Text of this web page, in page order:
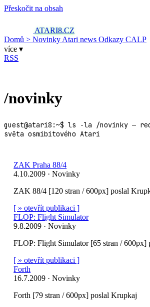
Přeskočit na obsah
ATARI8.CZ
Domů > Novinky Atari news Odkazy CALP
více ▾
RSS
/novinky
guest@atari8:~$ ls -la /novinky —
světa osmibitového Atari
ZAK Praha 88/4
4.10.2009 · Novinky
ZAK 88/4 [120 stran / 600px] poslal
[ » otevřít publikaci ]
FLOP: Flight Simulator
9.8.2009 · Novinky
FLOP: Flight Simulator [65 stran / 600px]
[ » otevřít publikaci ]
Forth
16.7.2009 · Novinky
Forth [79 stran / 600px] poslal Krupkaj